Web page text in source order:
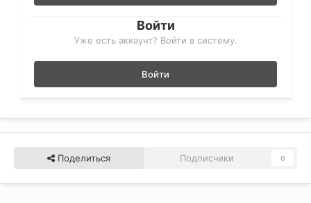
Войти
Уже есть аккаунт? Войти в систему.
Войти
Поделиться Подписчики 0